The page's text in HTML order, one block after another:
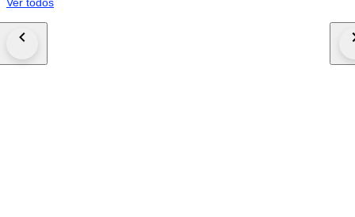
Ver todos